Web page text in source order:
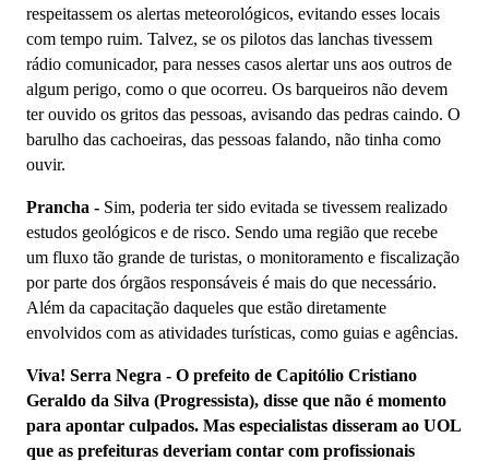
respeitassem os alertas meteorológicos, evitando esses locais
com tempo ruim. Talvez, se os pilotos das lanchas tivessem
rádio comunicador, para nesses casos alertar uns aos outros de
algum perigo, como o que ocorreu. Os barqueiros não devem
ter ouvido os gritos das pessoas, avisando das pedras caindo. O
barulho das cachoeiras, das pessoas falando, não tinha como
ouvir.
Prancha - Sim, poderia ter sido evitada se tivessem realizado
estudos geológicos e de risco. Sendo uma região que recebe
um fluxo tão grande de turistas, o monitoramento e fiscalização
por parte dos órgãos responsáveis é mais do que necessário.
Além da capacitação daqueles que estão diretamente
envolvidos com as atividades turísticas, como guias e agências.
Viva! Serra Negra - O prefeito de Capitólio Cristiano
Geraldo da Silva (Progressista), disse que não é momento
para apontar culpados. Mas especialistas disseram ao UOL
que as prefeituras deveriam contar com profissionais